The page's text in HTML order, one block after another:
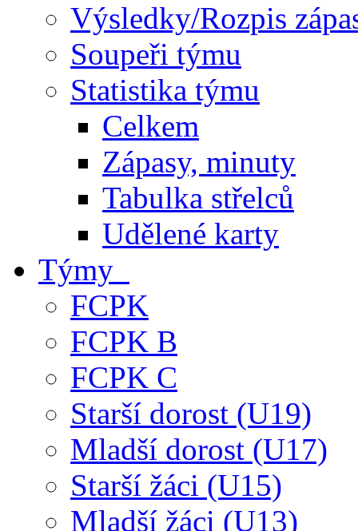
Výsledky/Rozpis
Soupeři týmu
Statistika týmu
Celkem
Zápasy, minuty
Tabulka střelců
Udělené karty
Týmy
FCPK
FCPK B
FCPK C
Starší dorost (U19)
Mladší dorost (U17)
Starší žáci (U15)
Mladší žáci (U13)